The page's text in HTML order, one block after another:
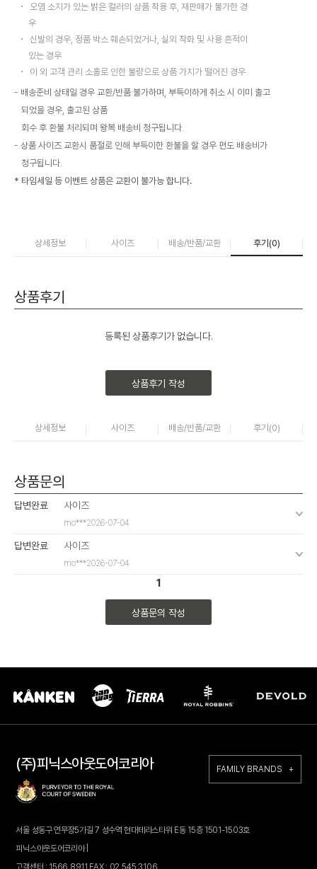
오염 소지가 있는 밝은 컬러의 상품 착용 후, 재판매가 불가한 경
우
신발의 경우, 정품 박스 훼손되었거나, 실외 착화 및 사용 흔적이
있는 경우
이 외 고객 관리 소홀로 인한 불량으로 상품 가치가 떨어진 경우
배송준비 상태일 경우 교환/반품 불가하며, 부득이하게 취소 시 이미 출고
되었을 경우, 출고된 상품
회수 후 환불 처리되며 왕복 배송비 청구됩니다.
상품 사이즈 교환시 품절로 인해 부득이한 환불을 할 경우 편도 배송비가
청구됩니다.
* 타임세일 등 이벤트 상품은 교환이 불가능 합니다.
상세정보 사이즈 배송/반품/교환 후기(0)
상품후기
등록된 상품후기가 없습니다.
상품후기 작성
상세정보 사이즈 배송/반품/교환 후기(0)
상품문의
답변완료 사이즈
mo***2026-07-04
답변완료 사이즈
mo***2026-07-04
1
상품문의 작성
(주)피닉스아웃도어코리아 FAMILY BRANDS +
서울 성동구 연무장5가길 7 성수역 현대테라스타워 E동 15층 1501-1503호
피닉스아웃도어코리아 |
고객센터 : 1566.8911 FAX : 02.545.3106